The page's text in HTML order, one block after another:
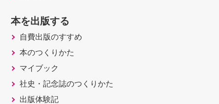
本を出版する
自費出版のすすめ
本のつくりかた
マイブック
社史・記念誌のつくりかた
出版体験記